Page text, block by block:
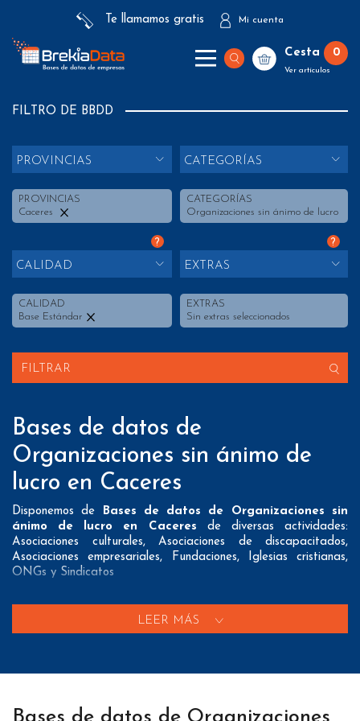
Te llamamos gratis Mi cuenta
Cesta 0
Ver artículos
FILTRO DE BBDD
PROVINCIAS
PROVINCIAS
Caceres
CATEGORÍAS
CATEGORÍAS
Organizaciones sin ánimo de lucro
?
CALIDAD
CALIDAD
Base Estándar
?
EXTRAS
EXTRAS
Sin extras seleccionados
FILTRAR
Bases de datos de
Organizaciones sin ánimo de
lucro en Caceres
Disponemos de Bases de datos de Organizaciones sin
ánimo de lucro en Caceres de diversas actividades:
Asociaciones culturales, Asociaciones de discapacitados,
Asociaciones empresariales, Fundaciones, Iglesias cristianas,
ONGs y Sindicatos
contacto que pueden resultar interesantes a nuestros clientes:
los datos necesarios incluyendo dirección, localidad, provincia y
máxima eficacia.
LEER MÁS